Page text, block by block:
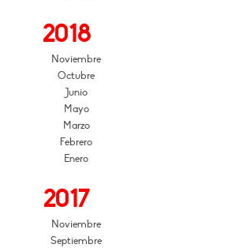
2018
Noviembre
Octubre
Junio
Mayo
Marzo
Febrero
Enero
2017
Noviembre
Septiembre